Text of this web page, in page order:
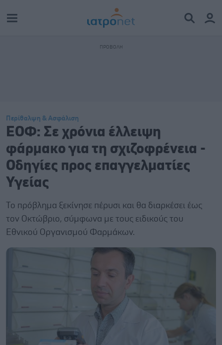
Περίθαλψη & Ασφάλιση
ΕΟΦ: Σε χρόνια έλλειψη
φάρμακο για τη σχιζοφρένεια -
Οδηγίες προς επαγγελματίες
Υγείας
Το πρόβλημα ξεκίνησε πέρυσι και θα διαρκέσει έως
τον Οκτώβριο, σύμφωνα με τους ειδικούς του
Εθνικού Οργανισμού Φαρμάκων.